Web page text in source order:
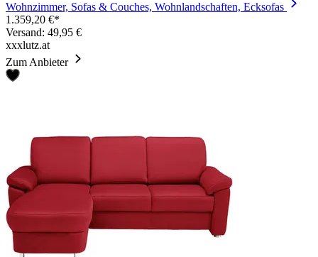
Wohnzimmer, Sofas & Couches, Wohnlandschaften, Ecksofas
1.359,20 €*
Versand: 49,95 €
xxxlutz.at
Zum Anbieter